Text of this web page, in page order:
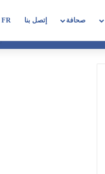
صحافة إتصل بنا FR